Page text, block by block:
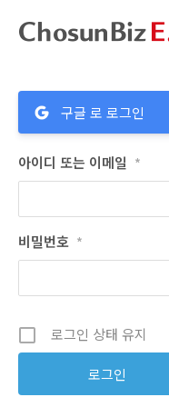
구글 로 로그인
아이디 또는 이메일 *
비밀번호 *
로그인 상태 유지